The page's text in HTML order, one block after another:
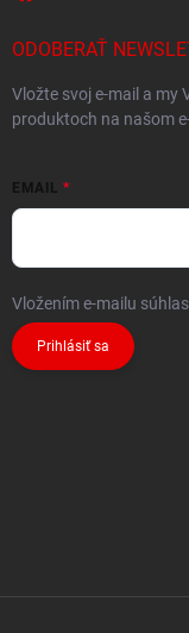
ODOBERAŤ
Vložte svoj e-mail a my
produktoch na našom
EMAIL
Vložením e-mailu
Prihlásiť sa